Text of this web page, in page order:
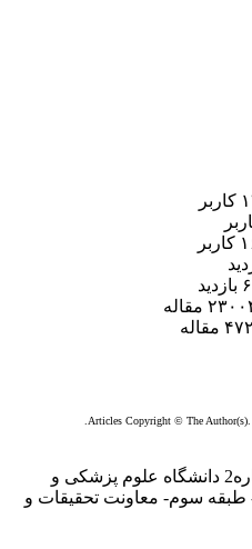
Articles Copyright © The
ساری- میدان معلم- ساختمان شماره2 دانشگاه علوم پزشکی و
طبقه سوم- معاونت تحقیقات و